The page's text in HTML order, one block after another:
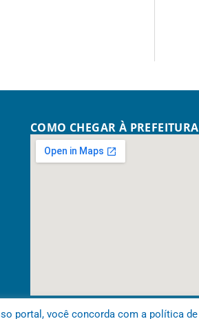
COMO CHEGAR À PREFEITURA
portal, você concorda com a política de